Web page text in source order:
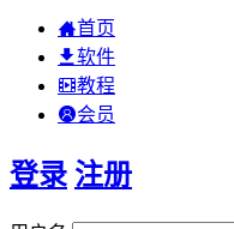
首页
软件
教程
会员
登录 注册